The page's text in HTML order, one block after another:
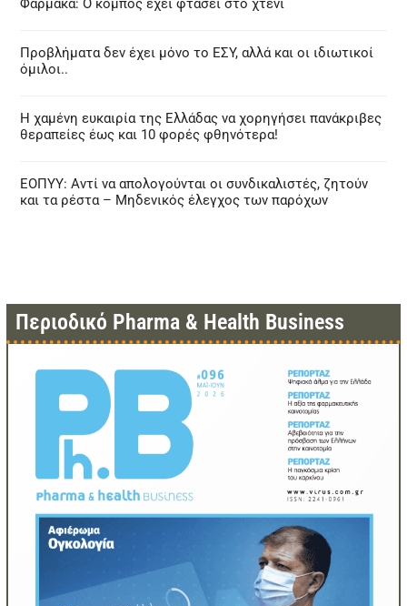
Φάρμακα: Ο κόμπος έχει φτάσει στο χτένι
Προβλήματα δεν έχει μόνο το ΕΣΥ, αλλά και οι ιδιωτικοί
όμιλοι..
Η χαμένη ευκαιρία της Ελλάδας να χορηγήσει πανάκριβες
θεραπείες έως και 10 φορές φθηνότερα!
ΕΟΠΥΥ: Αντί να απολογούνται οι συνδικαλιστές, ζητούν
και τα ρέστα – Μηδενικός έλεγχος των παρόχων
Περιοδικό Pharma & Health Business